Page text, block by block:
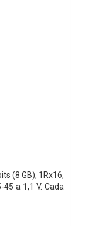
(8 GB), 1Rx16,
a 1,1 V. Cada